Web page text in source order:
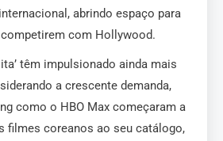
abrindo espaço para
com Hollywood.
têm impulsionado ainda mais
a crescente demanda,
como o HBO Max começaram a
filmes coreanos ao seu catálogo,